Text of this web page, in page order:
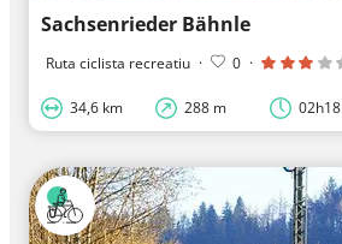
Sachsenrieder Bähnle
Ruta ciclista recreatiu · 0 ·
34,6 km 288 m 02h18